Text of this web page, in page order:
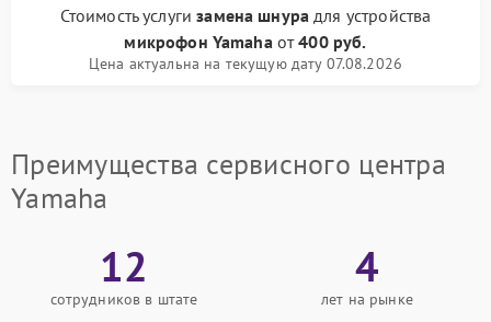
Стоимость услугизамена шнура для устройства
микрофон Yamahaот400 руб.
Цена актуальна на текущую дату 07.08.2026
Преимущества сервисного центра
Yamaha
12
сотрудников в штате
4
лет на рынке